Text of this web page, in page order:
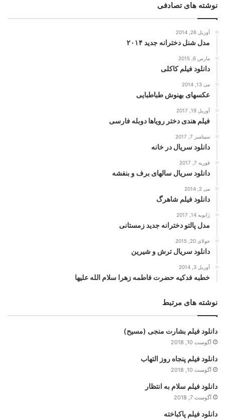
نوشته های تصادفی
آوریل 26, 2014
مدل شنل دخترانه جدید ۲۰۱۴
مارس 6, 2015
دانلود فیلم کاکلی
می 13, 2014
عکسهای بهنوش طباطبایی
آوریل 19, 2017
فیلم هندی دختر رویاها دوبله فارسی
سپتامبر 7, 2017
دانلود سریال در خانه
فوریه 7, 2017
دانلود سریال سالهای برف و بنفشه
می 2, 2014
دانلود فیلم شاهرگ
ژانویه 14, 2017
مدل پالتو دخترانه جدید زمستانی
جولای 20, 2015
دانلود سریال ترش و شیرین
آوریل 3, 2014
خطبه فدکیه حضرت فاطمه زهرا سلام الله علیها
نوشته های مرتبط
دانلود فیلم بشارت منجی (مسیح)
آگوست 10, 2018
دانلود فیلم پنجاه روز التهاب
آگوست 10, 2018
دانلود فیلم سلام به انتظار
آگوست 7, 2018
دانلود فیلم پاکباخته